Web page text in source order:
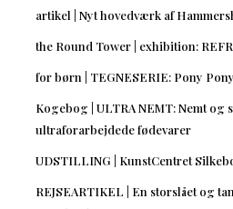
artikel | Nyt hovedværk af
the Round Tower | exhibition:
for børn | TEGNESERIE: Pony
Kogebog | ULTRA NEMT: Nemt og
ultraforarbejdede fødevarer
UDSTILLING | KunstCentret
REJSEARTIKEL | En storslået og